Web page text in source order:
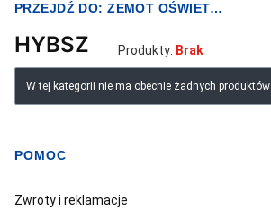
PRZEJDŹ DO:ZEMOT OŚWIETLENIE I ELEKTRYKA
HYBSZ Produkty: Brak
Lista produktów
W tej kategorii nie ma obecnie żadnych produktów
Linki w stopce
POMOC
Zwroty i reklamacje